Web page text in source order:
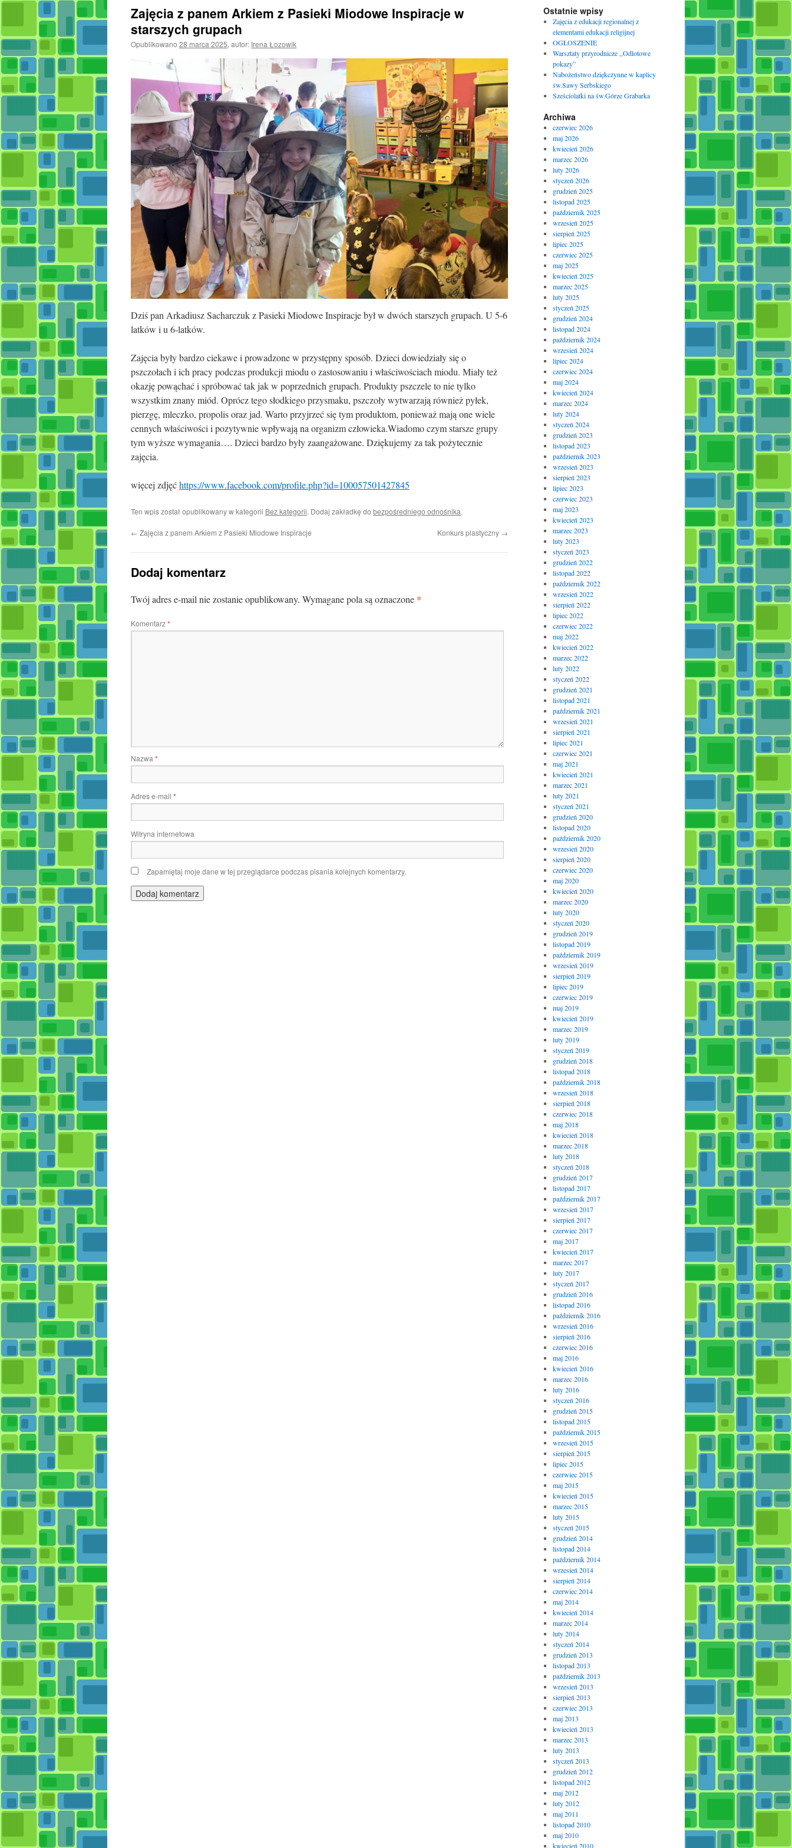
Zajęcia z panem Arkiem z Pasieki Miodowe Inspiracje w
starszych grupach
Opublikowano 28 marca 2025, autor: Irena Łozowik
Dziś pan Arkadiusz Sacharczuk z Pasieki Miodowe Inspiracje był w dwóch starszych grupach. U 5-6
latków i u 6-latków.
Zajęcia były bardzo ciekawe i prowadzone w przystępny sposób. Dzieci dowiedziały się o
pszczołach i ich pracy podczas produkcji miodu o zastosowaniu i właściwościach miodu. Miały też
okazję powąchać i spróbować tak jak w poprzednich grupach. Produkty pszczele to nie tylko
wszystkim znany miód. Oprócz tego słodkiego przysmaku, pszczoły wytwarzają również pyłek,
pierzgę, mleczko, propolis oraz jad. Warto przyjrzeć się tym produktom, ponieważ mają one wiele
cennych właściwości i pozytywnie wpływają na organizm człowieka.Wiadomo czym starsze grupy
tym wyższe wymagania…. Dzieci bardzo były zaangażowane. Dziękujemy za tak pożytecznie
zajęcia.
więcej zdjęćhttps://www.facebook.com/profile.php?id=100057501427845
Ten wpis został opublikowany w kategorii Bez kategorii. Dodaj zakładkę do bezpośredniego odnośnika.
← Zajęcia z panem Arkiem z Pasieki Miodowe Inspiracje Konkurs plastyczny →
Dodaj komentarz
Twój adres e-mail nie zostanie opublikowany. Wymagane pola są oznaczone *
Komentarz*
Nazwa *
Adres e-mail *
Witryna internetowa
Zapamiętaj moje dane w tej przeglądarce podczas pisania kolejnych komentarzy.
Ostatnie wpisy
Zajęcia z edukacji regionalnej z
elementami edukacji religijnej
OGŁOSZENIE
Warsztaty przyrodnicze ,,Odlotowe
pokazy”
Nabożeństwo dziękczynne w kaplicy
św.Sawy Serbskiego
Sześciolatki na św.Górze Grabarka
Archiwa
czerwiec 2026
maj 2026
kwiecień 2026
marzec 2026
luty 2026
styczeń 2026
grudzień 2025
listopad 2025
październik 2025
wrzesień 2025
sierpień 2025
lipiec 2025
czerwiec 2025
maj 2025
kwiecień 2025
marzec 2025
luty 2025
styczeń 2025
grudzień 2024
listopad 2024
październik 2024
wrzesień 2024
lipiec 2024
czerwiec 2024
maj 2024
kwiecień 2024
marzec 2024
luty 2024
styczeń 2024
grudzień 2023
listopad 2023
październik 2023
wrzesień 2023
sierpień 2023
lipiec 2023
czerwiec 2023
maj 2023
kwiecień 2023
marzec 2023
luty 2023
styczeń 2023
grudzień 2022
listopad 2022
październik 2022
wrzesień 2022
sierpień 2022
lipiec 2022
czerwiec 2022
maj 2022
kwiecień 2022
marzec 2022
luty 2022
styczeń 2022
grudzień 2021
listopad 2021
październik 2021
wrzesień 2021
sierpień 2021
lipiec 2021
czerwiec 2021
maj 2021
kwiecień 2021
marzec 2021
luty 2021
styczeń 2021
grudzień 2020
listopad 2020
październik 2020
wrzesień 2020
sierpień 2020
czerwiec 2020
maj 2020
kwiecień 2020
marzec 2020
luty 2020
styczeń 2020
grudzień 2019
listopad 2019
październik 2019
wrzesień 2019
sierpień 2019
lipiec 2019
czerwiec 2019
maj 2019
kwiecień 2019
marzec 2019
luty 2019
styczeń 2019
grudzień 2018
listopad 2018
październik 2018
wrzesień 2018
sierpień 2018
czerwiec 2018
maj 2018
kwiecień 2018
marzec 2018
luty 2018
styczeń 2018
grudzień 2017
listopad 2017
październik 2017
wrzesień 2017
sierpień 2017
czerwiec 2017
maj 2017
kwiecień 2017
marzec 2017
luty 2017
styczeń 2017
grudzień 2016
listopad 2016
październik 2016
wrzesień 2016
sierpień 2016
czerwiec 2016
maj 2016
kwiecień 2016
marzec 2016
luty 2016
styczeń 2016
grudzień 2015
listopad 2015
październik 2015
wrzesień 2015
sierpień 2015
lipiec 2015
czerwiec 2015
maj 2015
kwiecień 2015
marzec 2015
luty 2015
styczeń 2015
grudzień 2014
listopad 2014
październik 2014
wrzesień 2014
sierpień 2014
czerwiec 2014
maj 2014
kwiecień 2014
marzec 2014
luty 2014
styczeń 2014
grudzień 2013
listopad 2013
październik 2013
wrzesień 2013
sierpień 2013
czerwiec 2013
maj 2013
kwiecień 2013
marzec 2013
luty 2013
styczeń 2013
grudzień 2012
listopad 2012
maj 2012
luty 2012
maj 2011
listopad 2010
maj 2010
kwiecień 2010